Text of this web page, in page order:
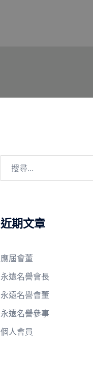
字:
近期文章
應屆會董
永遠名譽會長
永遠名譽會董
永遠名譽參事
個人會員